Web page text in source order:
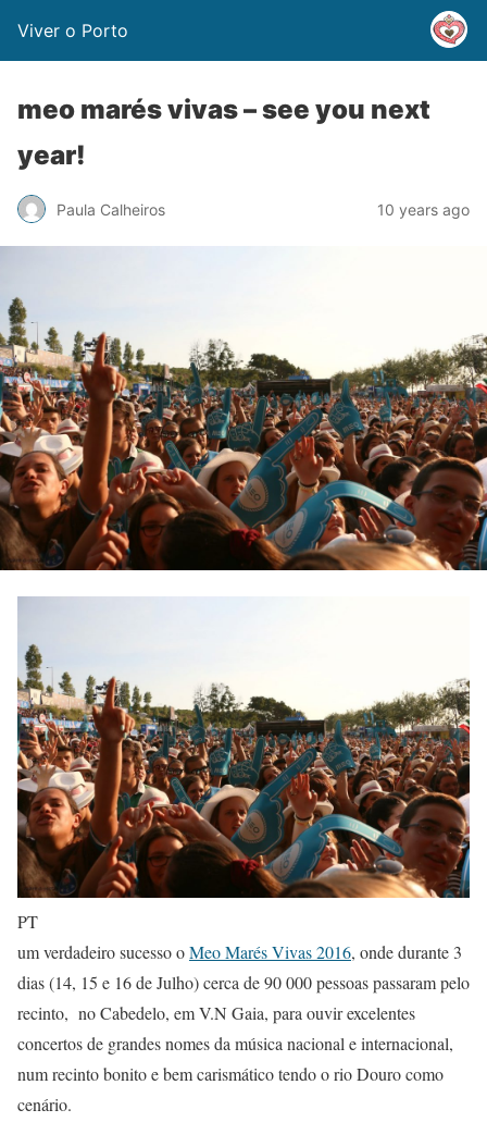
Viver o Porto
meo marés vivas – see you next
year!
Paula Calheiros 10 years ago
PT
um verdadeiro sucesso oMeo Marés Vivas 2016, onde durante 3
dias (14, 15 e 16 de Julho) cerca de 90 000 pessoas passaram pelo
recinto, no Cabedelo, em V.N Gaia, para ouvir excelentes
concertos de grandes nomes da música nacional e internacional,
num recinto bonito e bem carismático tendo o rio Douro como
cenário.